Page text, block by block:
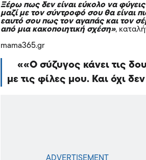
Ξέρω πως δεν είναι εύκολο να
μαζί με τον σύντροφό σου θα είναι
εαυτό σου πως τον αγαπάς και τον
από μια κακοποιητική σχέση»,
mama365.gr
«Ο σύζυγος κάνει τις
με τις φίλες μου. Και όχι